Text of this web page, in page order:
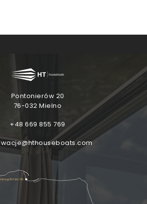
GUTSCHEIN
Pontonierów 20
76-032 Mielno
+48 669 855 769
200 km/3h